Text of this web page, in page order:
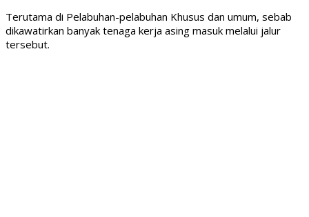
Terutama di Pelabuhan-pelabuhan Khusus dan umum, sebab
dikawatirkan banyak tenaga kerja asing masuk melalui jalur
tersebut.